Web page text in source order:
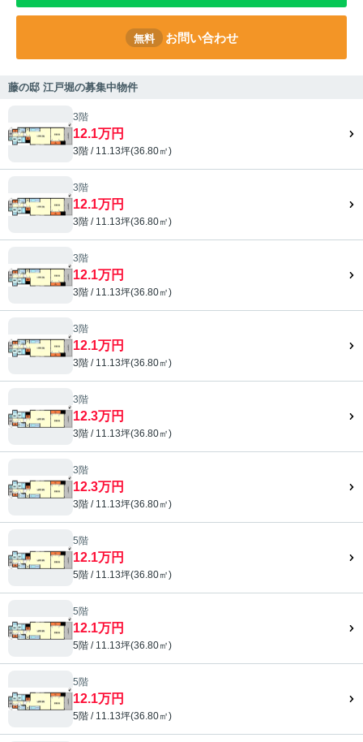
無料 お問い合わせ
藤の邸 江戸堀の募集中物件
3階
12.1万円
3階 / 11.13坪(36.80㎡)
3階
12.1万円
3階 / 11.13坪(36.80㎡)
3階
12.1万円
3階 / 11.13坪(36.80㎡)
3階
12.1万円
3階 / 11.13坪(36.80㎡)
3階
12.3万円
3階 / 11.13坪(36.80㎡)
3階
12.3万円
3階 / 11.13坪(36.80㎡)
5階
12.1万円
5階 / 11.13坪(36.80㎡)
5階
12.1万円
5階 / 11.13坪(36.80㎡)
5階
12.1万円
5階 / 11.13坪(36.80㎡)